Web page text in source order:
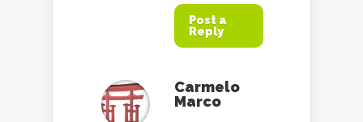
Post a
Reply
Carmelo
Marco